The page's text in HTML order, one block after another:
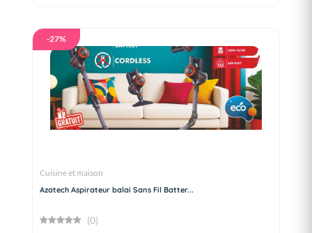
-27%
Cuisine et maison
Azatech Aspirateur balai Sans Fil Batter...
(0)